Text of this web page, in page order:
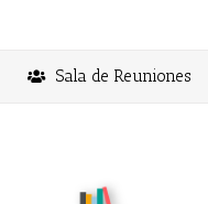
Sala de Reuniones